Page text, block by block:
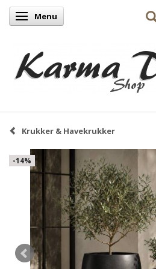
Skifte navigation
Menu
Krukker & Havekrukker
-14%